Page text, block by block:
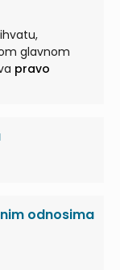
glavnom
pravo
odnosima